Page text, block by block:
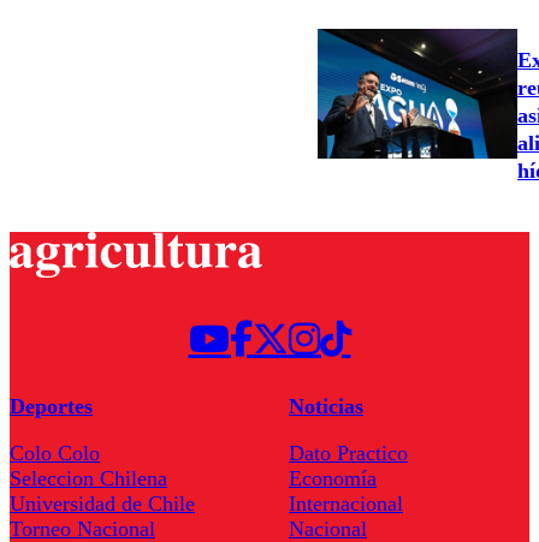
Deportes
Colo Colo
Seleccion Chilena
Universidad de Chile
Torneo Nacional
Noticias
Dato Practico
Economía
Internacional
Nacional